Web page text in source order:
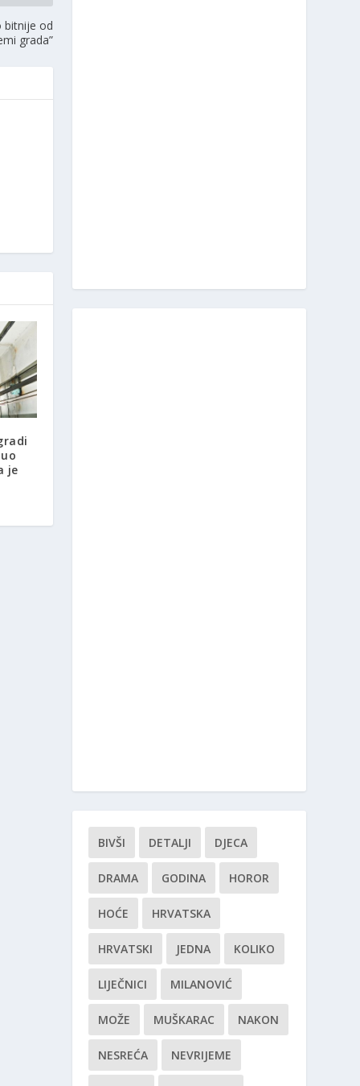
bitnije od
grada”
je
BIVŠI DETALJI DJECA
DRAMA GODINA HOROR
HOĆE HRVATSKA
HRVATSKI JEDNA KOLIKO
LIJEČNICI MILANOVIĆ
MOŽE MUŠKARAC NAKON
NESREĆA NEVRIJEME